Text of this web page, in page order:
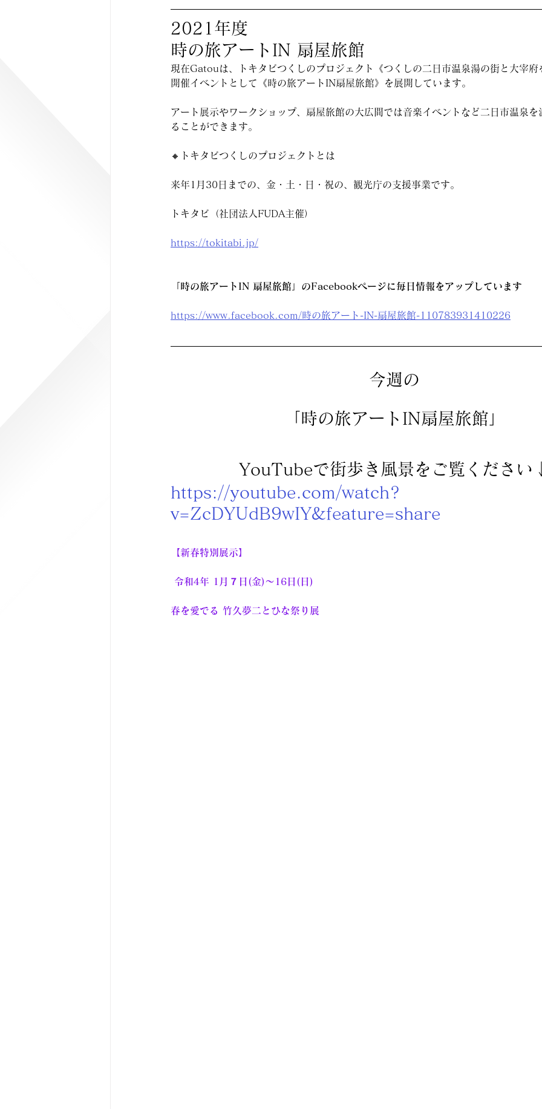
2021年度
時の旅アートIN 扇屋旅館
現在Gatouは、トキタビつくしのプロジェクト《つくしの二日市温泉湯の街と大宰府
開催イベントとして《時の旅アートIN扇屋旅館》を展開しています。
アート展示やワークショップ、扇屋旅館の大広間では音楽イベントなど二日市温泉を
ることができます。
🔸トキタビつくしのプロジェクトとは
来年1月30日までの、金・土・日・祝の、観光庁の支援事業です。
トキタビ（社団法人FUDA主催）
https://tokitabi.jp/
「時の旅アートIN 扇屋旅館」のFacebookページに毎日情報をアップしています
https://www.facebook.com/時の旅アート-IN-扇屋旅館-110783931410226
今週の
「時の旅アートIN扇屋旅館」
YouTubeで街歩き風景をご覧くださ
https://youtube.com/watch?
v=ZcDYUdB9wIY&feature=share
【新春特別展示】
令和4年 1月７日(金)〜16日(日)
春を愛でる 竹久夢二とひな祭り展